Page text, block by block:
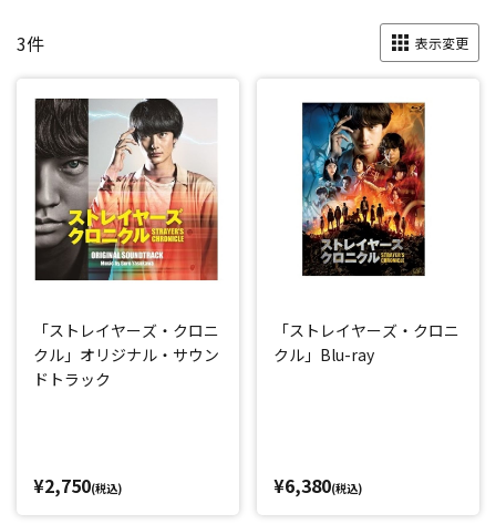
3件 表示変更
「ストレイヤーズ・クロニ
クル」オリジナル・サウン
ドトラック
¥2,750(税込)
「ストレイヤーズ・クロニ
クル」Blu-ray
¥6,380(税込)